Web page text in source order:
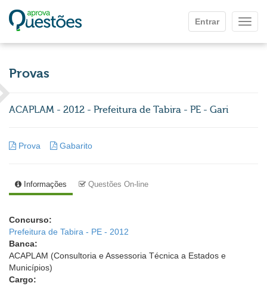
Entrar
Provas
ACAPLAM - 2012 - Prefeitura de Tabira - PE - Gari
Prova Gabarito
Informações Questões On-line
Concurso:
Prefeitura de Tabira - PE - 2012
Banca:
ACAPLAM (Consultoria e Assessoria Técnica a Estados e
Municípios)
Cargo: